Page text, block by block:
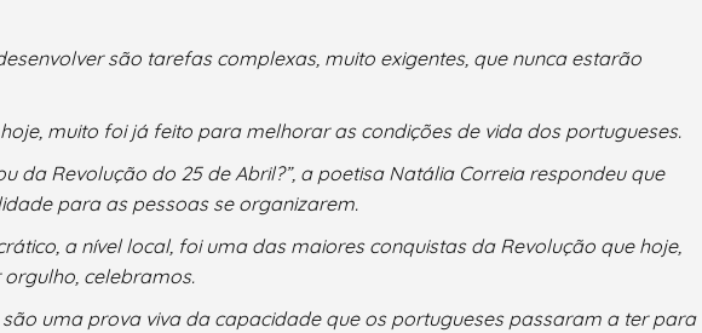
são tarefas complexas, muito exigentes, que nunca estarão
muito foi já feito para melhorar as condições de vida dos portugueses.
da Revolução do 25 de Abril?”, a poetisa Natália Correia respondeu que
para as pessoas se organizarem.
a nível local, foi uma das maiores conquistas da Revolução que hoje,
celebramos.
uma prova viva da capacidade que os portugueses passaram a ter para